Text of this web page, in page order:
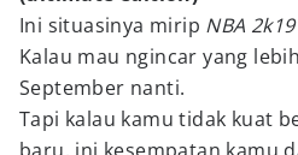
Ini situasinya mirip NBA 2k19
Kalau mau ngincar yang
September nanti.
Tapi kalau kamu tidak kuat